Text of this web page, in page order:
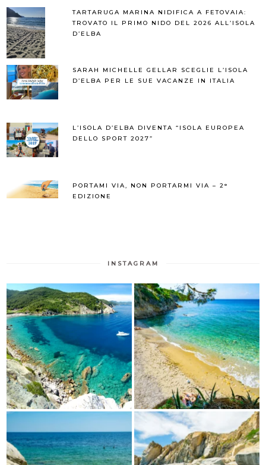
TARTARUGA MARINA NIDIFICA A FETOVAIA:
TROVATO IL PRIMO NIDO DEL 2026 ALL’ISOLA
D’ELBA
SARAH MICHELLE GELLAR SCEGLIE L’ISOLA
D’ELBA PER LE SUE VACANZE IN ITALIA
L’ISOLA D’ELBA DIVENTA “ISOLA EUROPEA
DELLO SPORT 2027”
PORTAMI VIA, NON PORTARMI VIA – 2°
EDIZIONE
INSTAGRAM